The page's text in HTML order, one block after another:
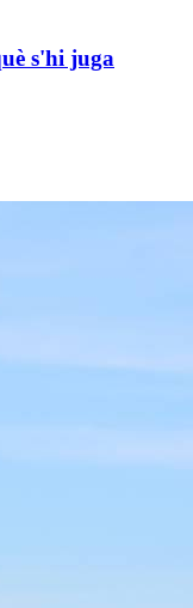
s'hi juga